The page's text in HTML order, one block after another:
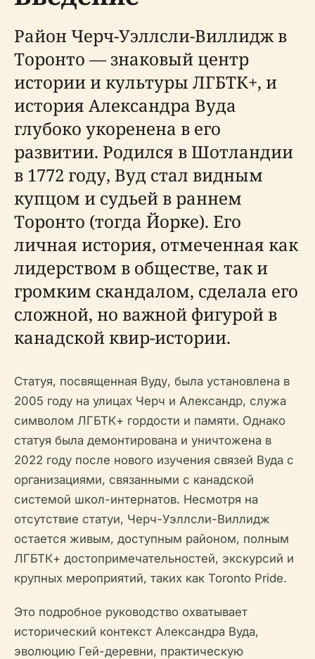
Район Черч-Уэллсли-Виллидж в
Торонто — знаковый центр
истории и культуры ЛГБТК+, и
история Александра Вуда
глубоко укоренена в его
развитии. Родился в Шотландии
в 1772 году, Вуд стал видным
купцом и судьей в раннем
Торонто (тогда Йорке). Его
личная история, отмеченная как
лидерством в обществе, так и
громким скандалом, сделала его
сложной, но важной фигурой в
канадской квир-истории.
Статуя, посвященная Вуду, была установлена в
2005 году на улицах Черч и Александр, служа
символом ЛГБТК+ гордости и памяти. Однако
статуя была демонтирована и уничтожена в
2022 году после нового изучения связей Вуда с
организациями, связанными с канадской
системой школ-интернатов. Несмотря на
отсутствие статуи, Черч-Уэллсли-Виллидж
остается живым, доступным районом, полным
ЛГБТК+ достопримечательностей, экскурсий и
крупных мероприятий, таких как Toronto Pride.
Это подробное руководство охватывает
исторический контекст Александра Вуда,
эволюцию Гей-деревни, практическую